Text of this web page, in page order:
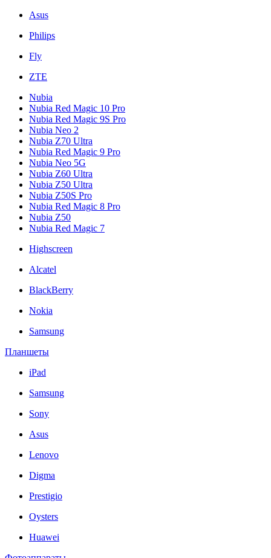
Asus
Philips
Fly
ZTE
Nubia
Nubia Red Magic 10 Pro
Nubia Red Magic 9S Pro
Nubia Neo 2
Nubia Z70 Ultra
Nubia Red Magic 9 Pro
Nubia Neo 5G
Nubia Z60 Ultra
Nubia Z50 Ultra
Nubia Z50S Pro
Nubia Red Magic 8 Pro
Nubia Z50
Nubia Red Magic 7
Highscreen
Alcatel
BlackBerry
Nokia
Samsung
Планшеты
iPad
Samsung
Sony
Asus
Lenovo
Digma
Prestigio
Oysters
Huawei